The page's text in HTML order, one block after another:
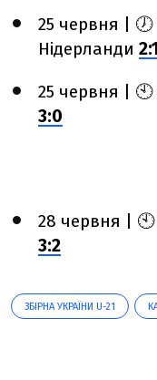
25 червня |
Нідерланди
25 червня | 🕙
3:0
28 червня |
3:2
ЗБІРНА УКРАЇНИ U-21